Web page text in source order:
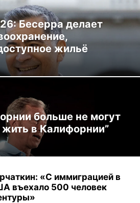
Бесерра делает
жильё
больше не могут
жить в Калифорнии”
«С иммиграцией в
въехало 500 человек